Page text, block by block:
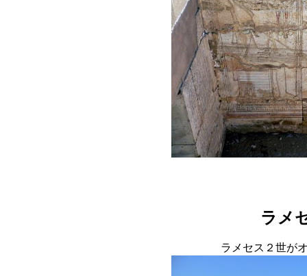
ラメ
ラメセス２世が